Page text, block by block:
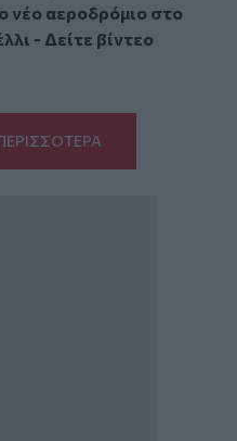
νέο αεροδρόμιο στο
- Δείτε βίντεο